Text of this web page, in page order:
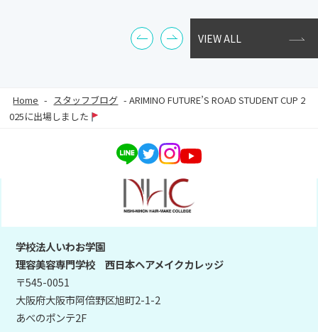
VIEW ALL
Home - スタッフブログ -ARIMINO FUTURE’S ROAD STUDENT CUP 2
025に出場しました
学校法人いわお学園
理容美容専門学校 西日本ヘアメイクカレッジ
〒545-0051
大阪府大阪市阿倍野区旭町2-1-2
あべのポンテ2F